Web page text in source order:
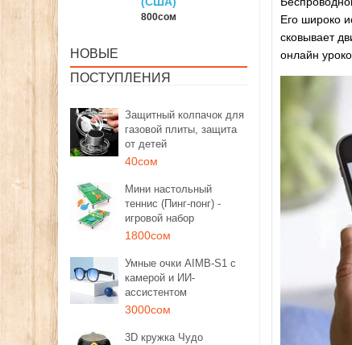
150сом
НОВЫЕ
ПОСТУПЛЕНИЯ
Защитный колпачок для
газовой плиты, защита
от детей
40сом
Мини настольный
теннис (Пинг-понг) -
игровой набор
1800сом
Умные очки AIMB-S1 с
камерой и ИИ-
ассистентом
3000сом
3D кружка Чудо
Его широко
сковывает
онлайн